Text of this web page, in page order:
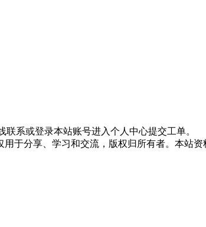
系或登录本站账号进入个人中心提交工单。
于分享、学习和交流，版权归所有者。本站